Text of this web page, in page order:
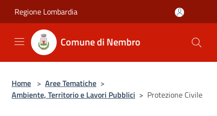
Regione Lombardia
Comune di Nembro
Home > Aree Tematiche >
Ambiente, Territorio e Lavori Pubblici > Protezione Civile